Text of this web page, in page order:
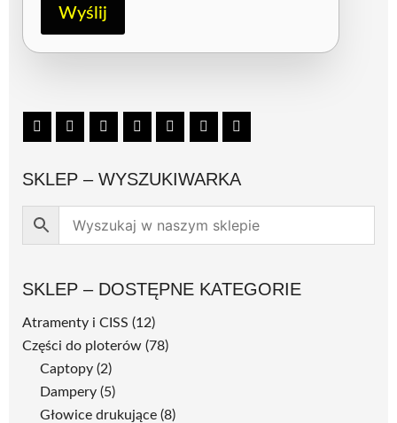
Wyślij
SKLEP – WYSZUKIWARKA
SKLEP – DOSTĘPNE KATEGORIE
Atramenty i CISS (12)
Części do ploterów (78)
Captopy (2)
Dampery (5)
Głowice drukujące (8)